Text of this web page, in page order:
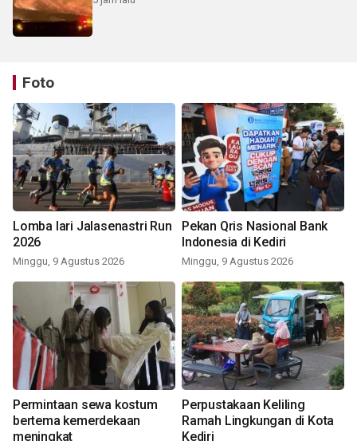
Foto
Lomba lari Jalasenastri Run
2026
Minggu, 9 Agustus 2026
Pekan Qris Nasional Bank
Indonesia di Kediri
Minggu, 9 Agustus 2026
Permintaan sewa kostum
bertema kemerdekaan
meningkat
Perpustakaan Keliling
Ramah Lingkungan di Kota
Kediri